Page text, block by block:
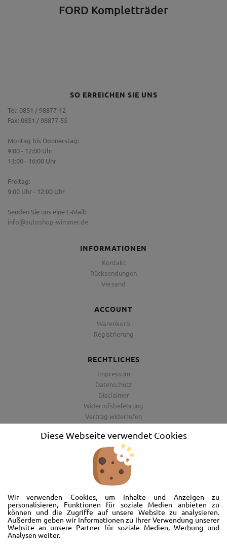
Diese Webseite verwendet Cookies
Wir verwenden Cookies, um Inhalte und Anzeigen zu
personalisieren, Funktionen für soziale Medien anbieten zu
können und die Zugriffe auf unsere Website zu analysieren.
Außerdem geben wir Informationen zu Ihrer Verwendung unserer
Website an unsere Partner für soziale Medien, Werbung und
Analysen weiter.
FORD Kompletträder
SO ERREICHEN SIE UNS
Tel: 0851 / 98877-12
Fax: 0851 / 98877-55
Montag bis Donnerstag:
9:00 - 12:00 Uhr
13:00 - 16:00 Uhr
Freitag:
9:00 Uhr - 12:00 Uhr
Senden Sie uns eine E-Mail:
info@autoshop-wimmer.de
INFORMATIONEN
Kontakt
Rücksendungen
Versand
ACCOUNT
Warenkorb
Registrierung
RECHTLICHES
Impressum
Datenschutz
Disclaimer
Widerrufsbelehrung
Vertrag widerrufen
Barrierefreiheitserklärung
Wir freuen uns, Sie im AutoShop Wimmer in Passau zu begrüßen. Wir
bieten Ihnen Kompletträder und Reifen für die Automarken Ford, Land
Rover, Range Rover, Volvo, Peugeot, Jaguar und Citroen. Hier in Passau
schlägt unser Herz rund um’s Auto. Wir bieten Ihnen Beratung,
Werkstatt, Service und natürlich Verkauf. Wollen Sie erstmal in Ruhe
von der Couch aus unsere Räder und Merchandise Artikel durchstöbern